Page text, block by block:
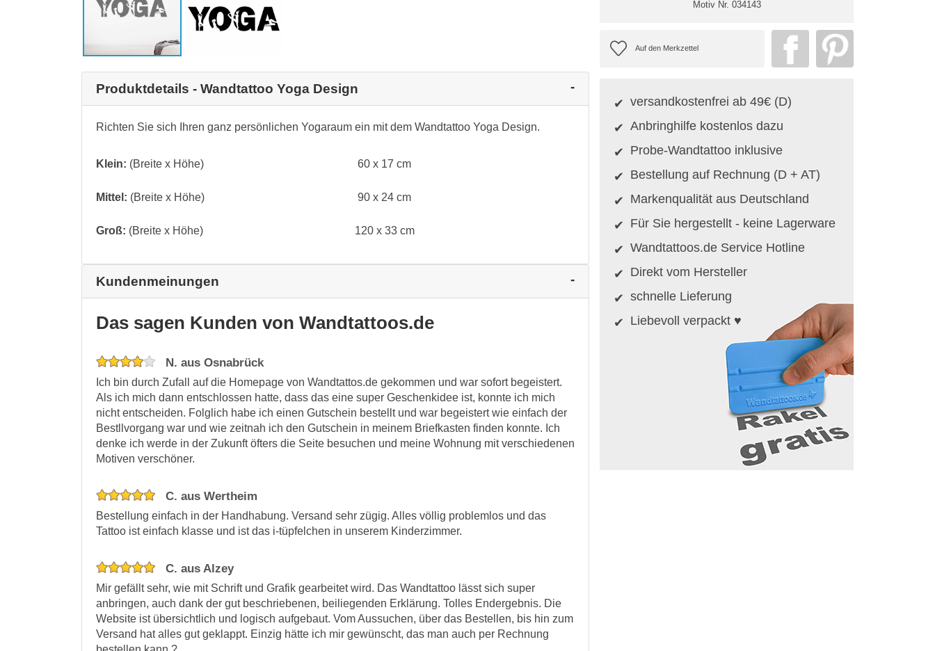
Produktdetails - Wandtattoo Yoga Design
Richten Sie sich Ihren ganz persönlichen Yogaraum ein mit dem Wandtattoo Yoga Design.
Klein: (Breite x Höhe) 60 x 17 cm
Mittel: (Breite x Höhe) 90 x 24 cm
Groß: (Breite x Höhe) 120 x 33 cm
Kundenmeinungen
Das sagen Kunden von Wandtattoos.de
N. aus Osnabrück
Ich bin durch Zufall auf die Homepage von Wandtattos.de gekommen und war sofort begeistert.
Als ich mich dann entschlossen hatte, dass das eine super Geschenkidee ist, konnte ich mich
nicht entscheiden. Folglich habe ich einen Gutschein bestellt und war begeistert wie einfach der
Bestllvorgang war und wie zeitnah ich den Gutschein in meinem Briefkasten finden konnte. Ich
denke ich werde in der Zukunft öfters die Seite besuchen und meine Wohnung mit verschiedenen
Motiven verschöner.
C. aus Wertheim
Bestellung einfach in der Handhabung. Versand sehr zügig. Alles völlig problemlos und das
Tattoo ist einfach klasse und ist das i-tüpfelchen in unserem Kinderzimmer.
C. aus Alzey
Mir gefällt sehr, wie mit Schrift und Grafik gearbeitet wird. Das Wandtattoo lässt sich super
anbringen, auch dank der gut beschriebenen, beiliegenden Erklärung. Tolles Endergebnis. Die
Website ist übersichtlich und logisch aufgebaut. Vom Aussuchen, über das Bestellen, bis hin zum
Versand hat alles gut geklappt. Einzig hätte ich mir gewünscht, das man auch per Rechnung
Motiv Nr. 034143
versandkostenfrei ab 49€ (D)
Anbringhilfe kostenlos dazu
Probe-Wandtattoo inklusive
Bestellung auf Rechnung (D + AT)
Markenqualität aus Deutschland
Für Sie hergestellt - keine Lagerware
Wandtattoos.de Service Hotline
Direkt vom Hersteller
schnelle Lieferung
Liebevoll verpackt ♥